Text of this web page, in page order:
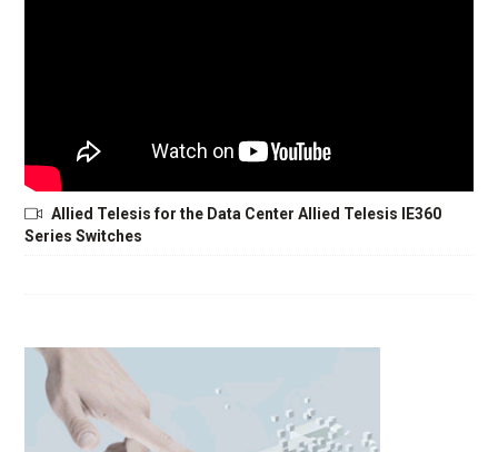
Allied Telesis for the Data Center Allied Telesis IE360
Series Switches